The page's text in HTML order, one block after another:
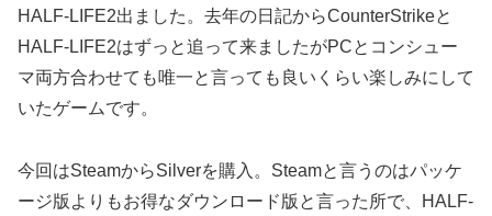
HALF-LIFE2出ました。去年の日記からCounterStrikeと
HALF-LIFE2はずっと追って来ましたがPCとコンシュー
マ両方合わせても唯一と言っても良いくらい楽しみにして
いたゲームです。
今回はSteamからSilverを購入。Steamと言うのはパッケ
ージ版よりもお得なダウンロード版と言った所で、HALF-